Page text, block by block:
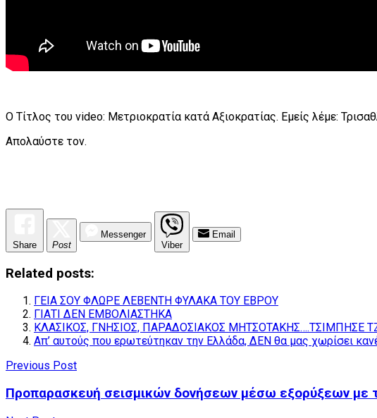
Ο Τίτλος του video: Μετριοκρατία κατά Αξιοκρατίας. Εμείς λέμε:
Απολαύστε τον.
Share Post
Messenger
Viber
Email
Related posts:
ΓΕΙΑ ΣΟΥ ΦΛΩΡΕ ΛΕΒΕΝΤΗ ΦΥΛΑΚΑ ΤΟΥ ΕΒΡΟΥ
ΓΙΑΤΙ ΔΕΝ ΕΜΒΟΛΙΑΣΤΗΚΑ
ΚΛΑΣΙΚΟΣ, ΓΝΗΣΙΟΣ, ΠΑΡΑΔΟΣΙΑΚΟΣ ΜΗΤΣΟΤΑΚΗΣ….ΤΣΙΜΠΗΣΕ
Απ’ αυτούς που ερωτεύτηκαν την Ελλάδα, ΔΕΝ θα μας χωρίσει
Previous Post
Προπαρασκευή σεισμικών δονήσεων μέσω εξορύξεων με